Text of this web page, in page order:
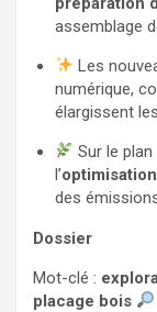
assemblage
Les
numérique,
élargissent
Sur le
l’
des
Dossier
Mot-clé :
placage bois